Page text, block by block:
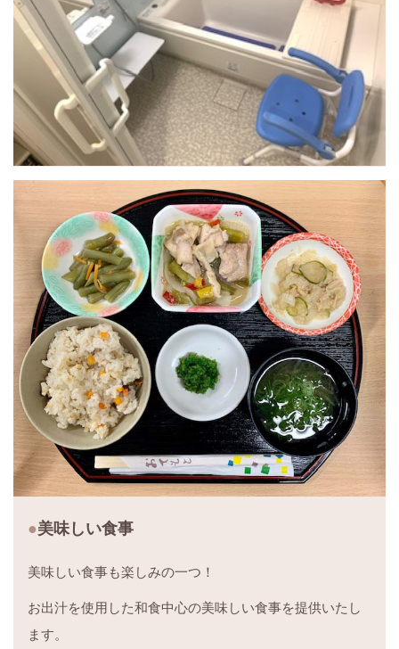
美味しい食事
美味しい食事も楽しみの一つ！
お出汁を使用した和食中心の美味しい食事を提供いたし
ます。